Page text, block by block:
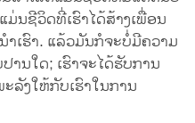
ນຊີວິດທີ່ເຮົາໄດ້ສ້າງເພື່ອນ
ເຮົາ. ແລ້ວມັນກໍຈະບໍ່ມີຄວາມ
ານໃດ; ເຮົາຈະໄດ້ຮັບການ
ງໃຫ້ກັບເຮົາໃນການ